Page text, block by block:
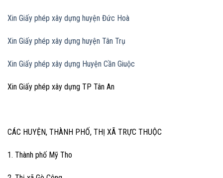
Xin Giấy phép xây dựng huyện Đức Hoà
Xin Giấy phép xây dựng huyện Tân Trụ
Xin Giấy phép xây dựng Huyện Cần Giuộc
Xin Giấy phép xây dựng TP Tân An
CÁC HUYỆN, THÀNH PHỐ, THỊ XÃ TRỰC THUỘC
1. Thành phố Mỹ Tho